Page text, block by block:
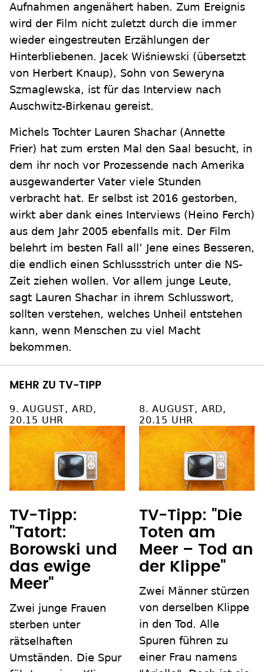
Aufnahmen angenähert haben. Zum Ereignis
wird der Film nicht zuletzt durch die immer
wieder eingestreuten Erzählungen der
Hinterbliebenen. Jacek Wiśniewski (übersetzt
von Herbert Knaup), Sohn von Seweryna
Szmaglewska, ist für das Interview nach
Auschwitz-Birkenau gereist.
Michels Tochter Lauren Shachar (Annette
Frier) hat zum ersten Mal den Saal besucht, in
dem ihr noch vor Prozessende nach Amerika
ausgewanderter Vater viele Stunden
verbracht hat. Er selbst ist 2016 gestorben,
wirkt aber dank eines Interviews (Heino Ferch)
aus dem Jahr 2005 ebenfalls mit. Der Film
belehrt im besten Fall all’ Jene eines Besseren,
die endlich einen Schlussstrich unter die NS-
Zeit ziehen wollen. Vor allem junge Leute,
sagt Lauren Shachar in ihrem Schlusswort,
sollten verstehen, welches Unheil entstehen
kann, wenn Menschen zu viel Macht
bekommen.
MEHR ZU TV-TIPP
9. AUGUST, ARD,
20.15 UHR
TV-Tipp:
"Tatort:
Borowski und
das ewige
Meer"
Zwei junge Frauen
sterben unter
rätselhaften
Umständen. Die Spur
8. AUGUST, ARD,
20.15 UHR
TV-Tipp: "Die
Toten am
Meer – Tod an
der Klippe"
Zwei Männer stürzen
von derselben Klippe
in den Tod. Alle
Spuren führen zu
einer Frau namens